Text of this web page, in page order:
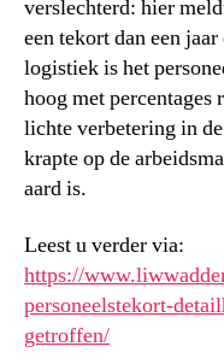
verslechterd: hier
een tekort dan een
logistiek is het
hoog met percentages
lichte verbetering in
krapte op de
aard is.
Leest u verder via:
https://
personeelstekort-
getroffen/